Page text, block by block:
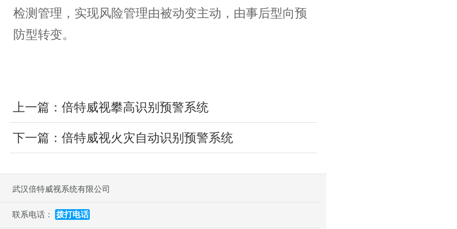
检测管理，实现风险管理由被动变主动，由事后型向预
防型转变。
上一篇：倍特威视攀高识别预警系统
下一篇：倍特威视火灾自动识别预警系统
武汉倍特威视系统有限公司
联系电话： 拨打电话